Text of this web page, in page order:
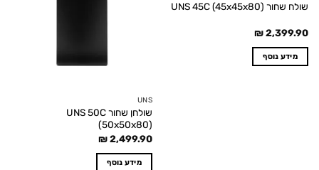
שולח שחור UNS 45C (45x45x80)
₪2,399.90
מידע נוסף
UNS
שולחן שחור UNS 50C
(50x50x80)
₪2,499.90
מידע נוסף